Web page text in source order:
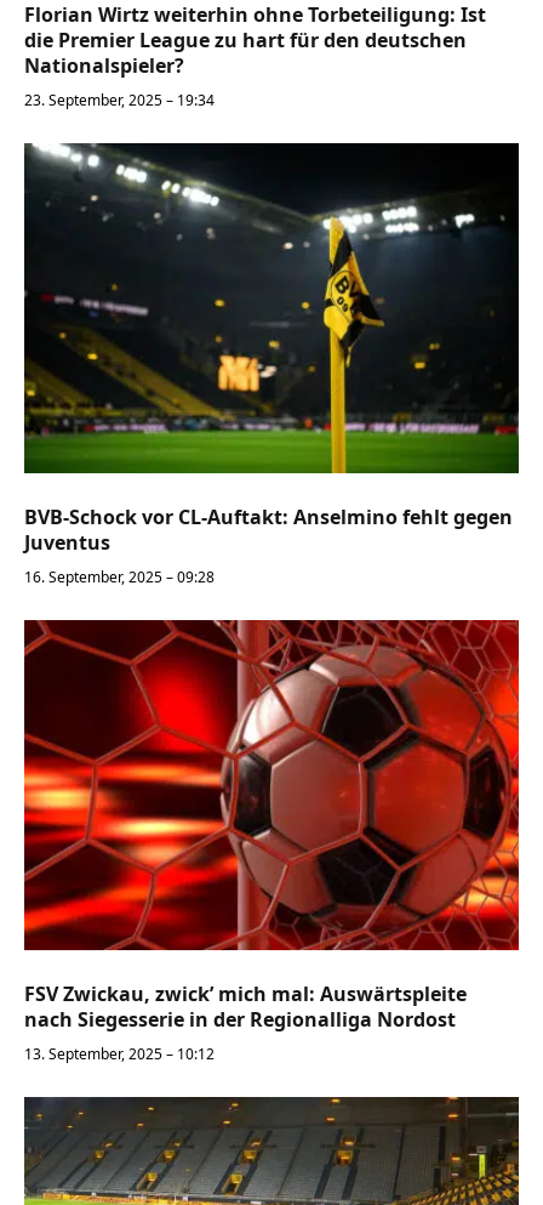
Florian Wirtz weiterhin ohne Torbeteiligung: Ist
die Premier League zu hart für den deutschen
Nationalspieler?
23. September, 2025 – 19:34
BVB-Schock vor CL-Auftakt: Anselmino fehlt gegen
Juventus
16. September, 2025 – 09:28
FSV Zwickau, zwick’ mich mal: Auswärtspleite
nach Siegesserie in der Regionalliga Nordost
13. September, 2025 – 10:12